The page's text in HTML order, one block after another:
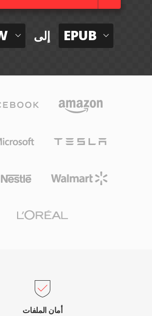
إلى EPUB
أمان الملفات